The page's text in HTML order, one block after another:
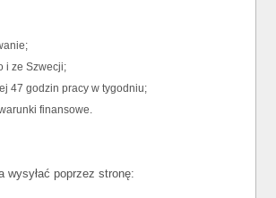
i ze Szwecji;
47 godzin pracy w tygodniu;
finansowe.
wysyłać poprzez stronę: